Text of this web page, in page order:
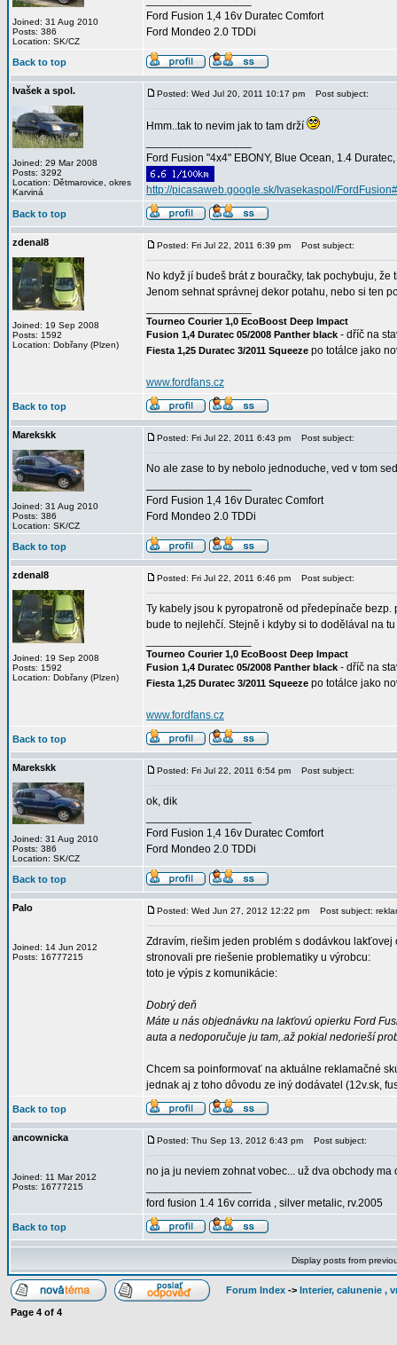
Joined: 31 Aug 2010
Posts: 386
Location: SK/CZ
Ford Fusion 1,4 16v Duratec Comfort
Ford Mondeo 2.0 TDDi
Back to top
Ivašek a spol.
Joined: 29 Mar 2008
Posts: 3292
Location: Dětmarovice, okres
Karviná
Posted: Wed Jul 20, 2011 10:17 pm Post subject:
Hmm..tak to nevim jak to tam drží
Ford Fusion "4x4" EBONY, Blue Ocean, 1.4
http://picasaweb.google.sk/Ivasekaspol/FordFusion#
Back to top
zdenal8
Joined: 19 Sep 2008
Posts: 1592
Location: Dobřany (Plzen)
Posted: Fri Jul 22, 2011 6:39 pm Post subject:
No když jí budeš brát z bouračky, tak pochybuju,
Jenom sehnat správnej dekor potahu, nebo si ten
Tourneo Courier 1,0 EcoBoost Deep Impact
Fusion 1,4 Duratec 05/2008 Panther black - dříč na
Fiesta 1,25 Duratec 3/2011 Squeeze po totálce jako
www.fordfans.cz
Back to top
Marekskk
Joined: 31 Aug 2010
Posts: 386
Location: SK/CZ
Posted: Fri Jul 22, 2011 6:43 pm Post subject:
No ale zase to by nebolo jednoduche, ved v tom
Ford Fusion 1,4 16v Duratec Comfort
Ford Mondeo 2.0 TDDi
Back to top
zdenal8
Joined: 19 Sep 2008
Posts: 1592
Location: Dobřany (Plzen)
Posted: Fri Jul 22, 2011 6:46 pm Post subject:
Ty kabely jsou k pyropatroně od předepínače
bude to nejlehčí. Stejně i kdyby si to dodělával na
Tourneo Courier 1,0 EcoBoost Deep Impact
Fusion 1,4 Duratec 05/2008 Panther black - dříč na
Fiesta 1,25 Duratec 3/2011 Squeeze po totálce jako
www.fordfans.cz
Back to top
Marekskk
Joined: 31 Aug 2010
Posts: 386
Location: SK/CZ
Posted: Fri Jul 22, 2011 6:54 pm Post subject:
ok, dik
Ford Fusion 1,4 16v Duratec Comfort
Ford Mondeo 2.0 TDDi
Back to top
Palo
Joined: 14 Jun 2012
Posts: 16777215
Posted: Wed Jun 27, 2012 12:22 pm Post subject:
Zdravím, riešim jeden problém s dodávkou
stronovali pre riešenie problematiky u výrobcu:
toto je výpis z komunikácie:
Dobrý deň
Máte u nás objednávku na lakťovú opierku Ford
auta a nedoporučuje ju tam,.až pokial nedorieší
Chcem sa poinformovať na aktuálne reklamačné
jednak aj z toho dôvodu ze iný dodávatel (12v.sk,
Back to top
ancownicka
Joined: 11 Mar 2012
Posts: 16777215
Posted: Thu Sep 13, 2012 6:43 pm Post subject:
no ja ju neviem zohnat vobec... už dva obchody
ford fusion 1.4 16v corrida , silver metalic, rv.2005
Back to top
Display posts from
Forum Index -> Interier, calunenie ,
Page 4 of 4